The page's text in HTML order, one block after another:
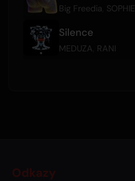
Big Freedia SOPHIE
Silence
MEDUZA RANI
Odkazy